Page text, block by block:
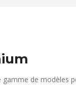
de modèles